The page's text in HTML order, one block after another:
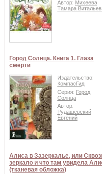
Автор: Михеева
Тамара
Город Солнца. Книга 1. Глаза
смерти
Издательство:
КомпасГид
Серия: Город
Солнца
Автор:
Рудашевский
Евгений
Алиса в Зазеркалье, или
зеркало и что там увидела
(тканевая обложка)